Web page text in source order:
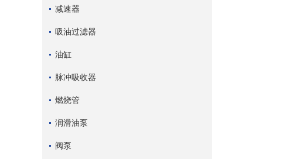
减速器
吸油过滤器
油缸
脉冲吸收器
燃烧管
润滑油泵
阀泵